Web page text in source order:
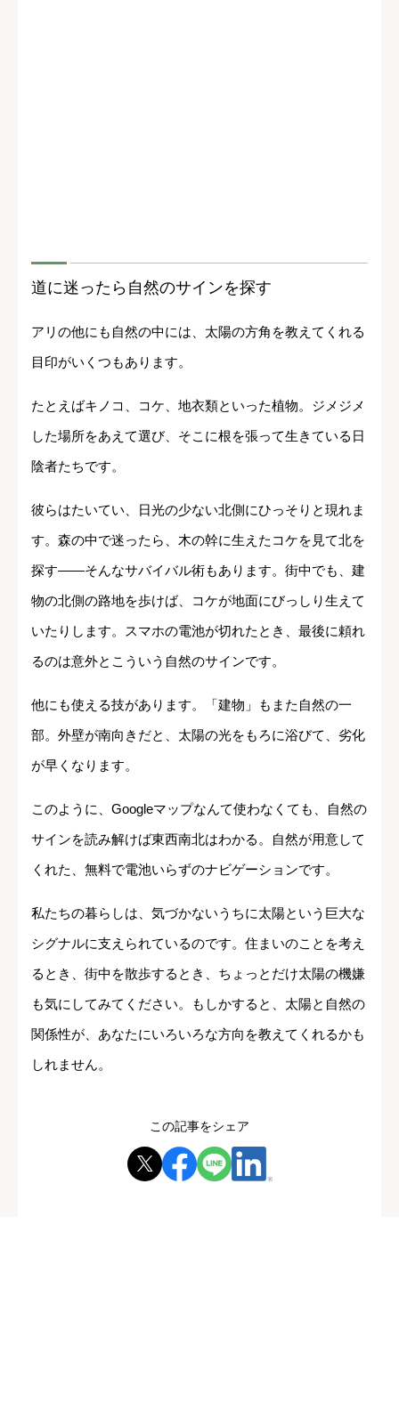
道に迷ったら自然のサインを探す
アリの他にも自然の中には、太陽の方角を教えてくれる
目印がいくつもあります。
たとえばキノコ、コケ、地衣類といった植物。ジメジメ
した場所をあえて選び、そこに根を張って生きている日
陰者たちです。
彼らはたいてい、日光の少ない北側にひっそりと現れま
す。森の中で迷ったら、木の幹に生えたコケを見て北を
探す――そんなサバイバル術もあります。街中でも、建
物の北側の路地を歩けば、コケが地面にびっしり生えて
いたりします。スマホの電池が切れたとき、最後に頼れ
るのは意外とこういう自然のサインです。
他にも使える技があります。「建物」もまた自然の一
部。外壁が南向きだと、太陽の光をもろに浴びて、劣化
が早くなります。
このように、Googleマップなんて使わなくても、自然の
サインを読み解けば東西南北はわかる。自然が用意して
くれた、無料で電池いらずのナビゲーションです。
私たちの暮らしは、気づかないうちに太陽という巨大な
シグナルに支えられているのです。住まいのことを考え
るとき、街中を散歩するとき、ちょっとだけ太陽の機嫌
も気にしてみてください。もしかすると、太陽と自然の
関係性が、あなたにいろいろな方向を教えてくれるかも
しれません。
この記事をシェア